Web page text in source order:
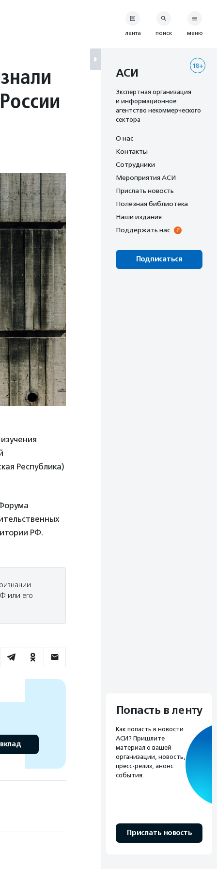
Республика)
РФ.
или его
лента поиск меню
18+
АСИ
Экспертная организация
и информационное
агентство некоммерческого
сектора
О нас
Контакты
Сотрудники
Мероприятия АСИ
Прислать новость
Полезная библиотека
Наши издания
Поддержать нас
Подписаться
Попасть в ленту
Как попасть в новости
АСИ? Пришлите
материал о вашей
организации, новость,
пресс-релиз, анонс
события.
Прислать новость